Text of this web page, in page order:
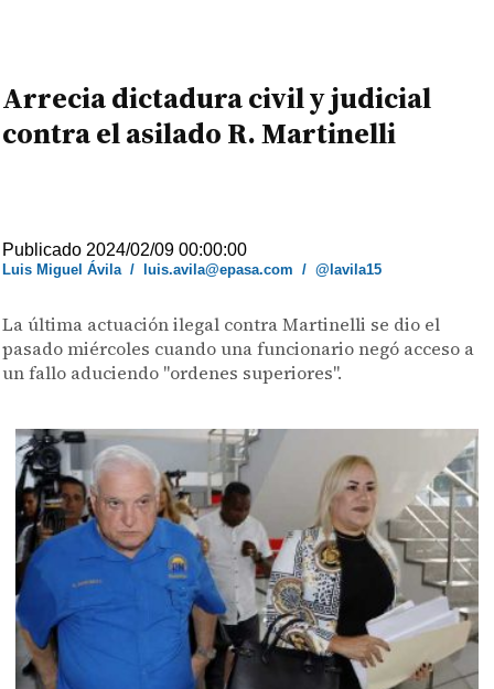
Arrecia dictadura civil y judicial
contra el asilado R. Martinelli
Publicado 2024/02/09 00:00:00
Luis Miguel Ávila/ luis.avila@epasa.com /@lavila15
La última actuación ilegal contra Martinelli se dio el
pasado miércoles cuando una funcionario negó acceso a
un fallo aduciendo "ordenes superiores".